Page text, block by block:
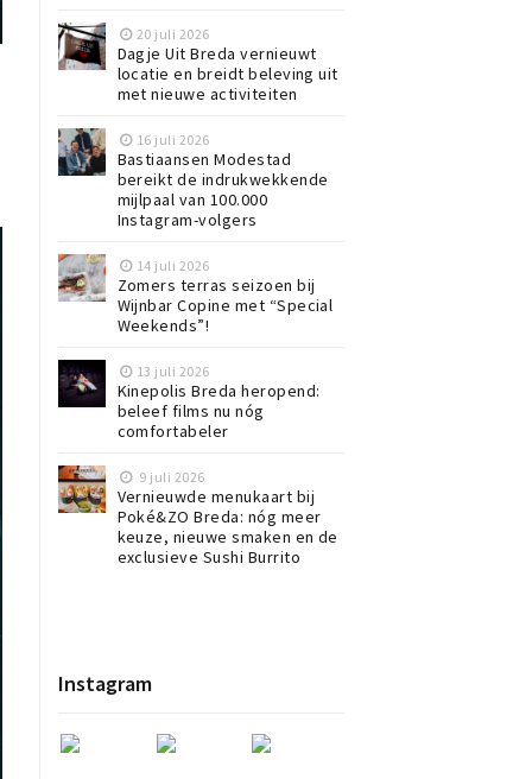
20 juli 2026
Dagje Uit Breda vernieuwt
locatie en breidt beleving uit
met nieuwe activiteiten
16 juli 2026
Bastiaansen Modestad
bereikt de indrukwekkende
mijlpaal van 100.000
Instagram-volgers
14 juli 2026
Zomers terras seizoen bij
Wijnbar Copine met “Special
Weekends”!
13 juli 2026
Kinepolis Breda heropend:
beleef films nu nóg
comfortabeler
9 juli 2026
Vernieuwde menukaart bij
Poké&ZO Breda: nóg meer
keuze, nieuwe smaken en de
exclusieve Sushi Burrito
Instagram